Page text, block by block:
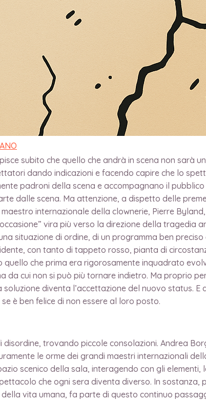
TEATRO
TEATRO
subito che quello che andrà in scena non sarà
dando indicazioni e facendo capire che lo
padroni della scena e accompagnano il
dalle scena. Ma attenzione, a dispetto delle
internazionale della clownerie, Pierre
vira più verso la direzione della tragedia
situazione di ordine, di un programma ben
con tanto di tappeto rosso, pianta di
che prima era rigorosamente inquadrato
da cui non si può più tornare indietro. Ma proprio
diventa l’accettazione del nuovo status.
è ben felice di non essere al loro posto.
trovando piccole consolazioni. Andrea
le orme dei grandi maestri internazionali
scenico della sala, interagendo con gli elementi,
che ogni sera diventa diverso. In sostanza,
vita umana, fa parte di questo continuo